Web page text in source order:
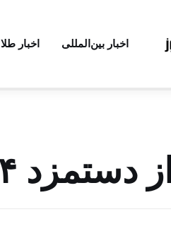
اخبار بین‌المللی اخبار طلا
۱۴۰۴ کارگران